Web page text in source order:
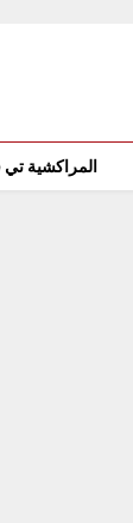
المراكشية